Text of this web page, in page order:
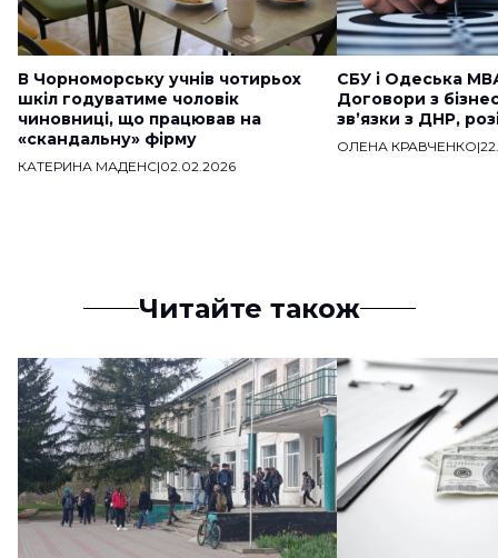
В Чорноморську учнів чотирьох
шкіл годуватиме чоловік
чиновниці, що працював на
«скандальну» фірму
КАТЕРИНА МАДЕНС|02.02.2026
СБУ і Одеська
Договори з
звʼязки з ДНР,
ОЛЕНА КРАВЧЕНКО|
Читайте також